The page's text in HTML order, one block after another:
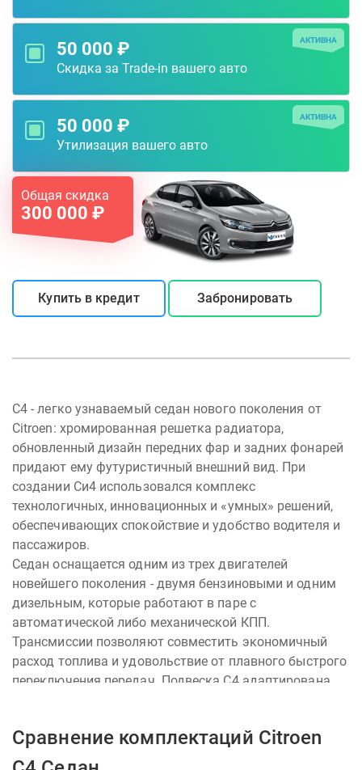
50 000 ₽
Скидка за Trade-in вашего авто
АКТИВНА
50 000 ₽
Утилизация вашего авто
АКТИВНА
Общая скидка
300 000 ₽
Купить в кредит Забронировать
C4 - легко узнаваемый седан нового поколения от
Citroen: хромированная решетка радиатора,
обновленный дизайн передних фар и задних фонарей
придают ему футуристичный внешний вид. При
создании Си4 использовался комплекс
технологичных, инновационных и «умных» решений,
обеспечивающих спокойствие и удобство водителя и
пассажиров.
Седан оснащается одним из трех двигателей
новейшего поколения - двумя бензиновыми и одним
дизельным, которые работают в паре с
автоматической либо механической КПП.
Трансмиссии позволяют совместить экономичный
расход топлива и удовольствие от плавного быстрого
переключения передач. Подвеска C4 адаптирована
любое время года.
Сравнение комплектаций Citroen